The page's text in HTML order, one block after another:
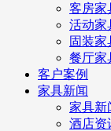
客房家
活动家
固装家
餐厅家
客户案例
家具新闻
家具新
酒店资